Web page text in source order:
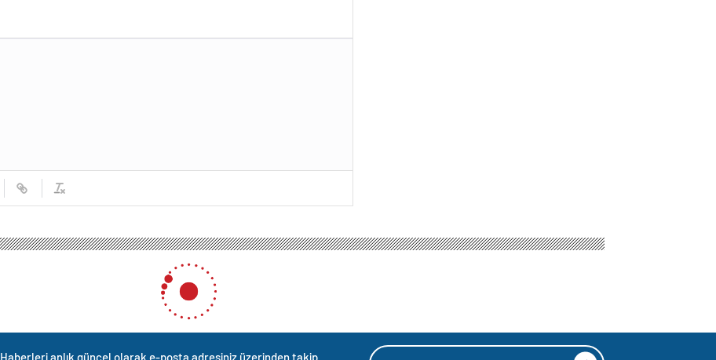
Haberleri anlık güncel olarak e-posta adresiniz üzerinden takip